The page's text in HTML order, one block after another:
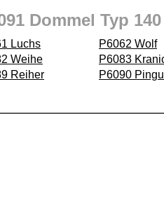
Dommel Typ
Luchs P6062 Wolf
Weihe P6083
Reiher P6090